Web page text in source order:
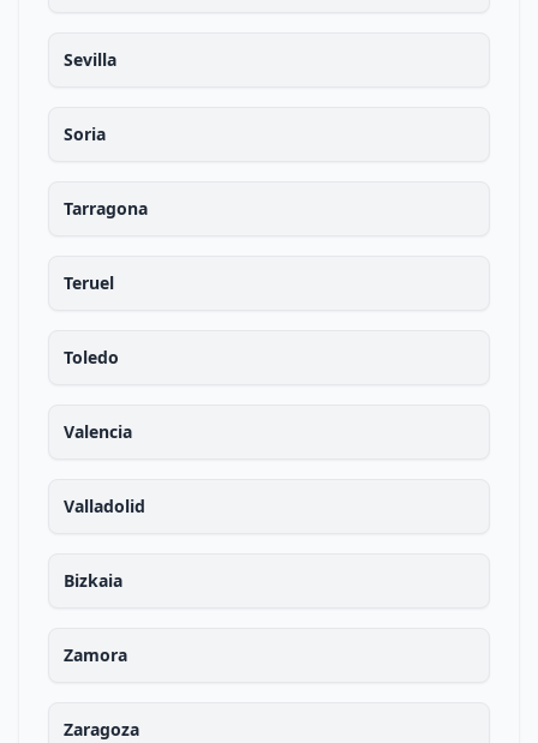
Sevilla
Soria
Tarragona
Teruel
Toledo
Valencia
Valladolid
Bizkaia
Zamora
Zaragoza